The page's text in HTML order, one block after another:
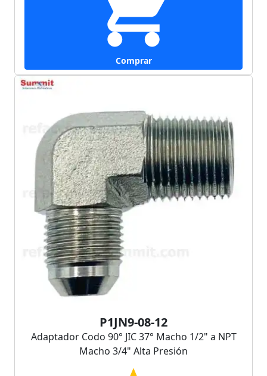
Comprar
P1JN9-08-12
Adaptador Codo 90° JIC 37° Macho 1/2" a NPT
Macho 3/4" Alta Presión